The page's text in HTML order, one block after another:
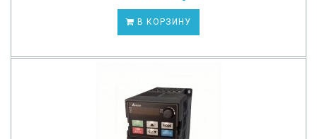
В КОРЗИНУ